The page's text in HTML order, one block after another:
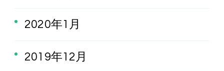
2020年1月
2019年12月